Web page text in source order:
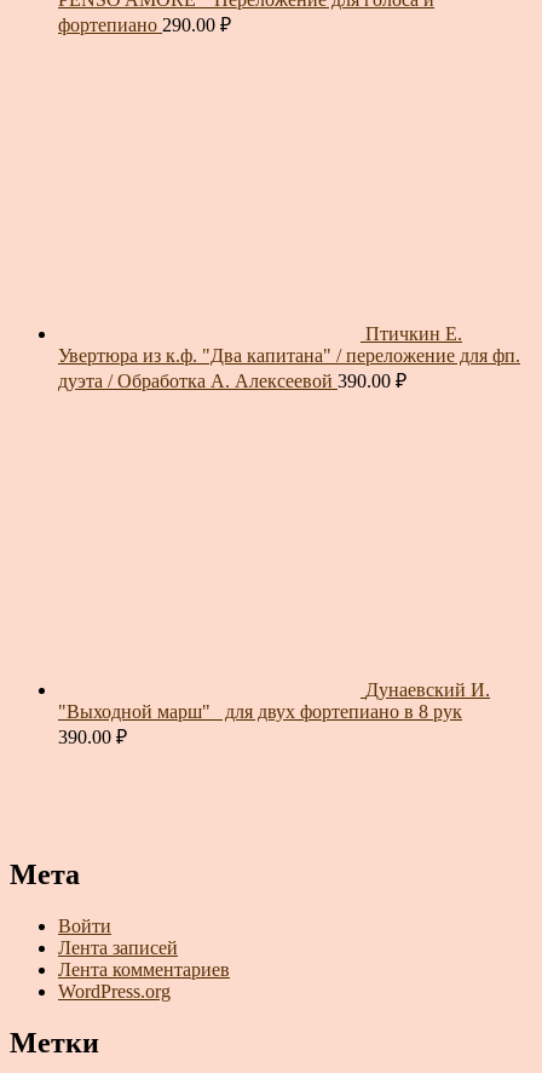
фортепиано 290.00 ₽
Птичкин Е.
Увертюра из к.ф. "Два капитана" / переложение для фп.
дуэта / Обработка А. Алексеевой 390.00 ₽
Дунаевский И.
"Выходной марш"_ для двух фортепиано в 8 рук
390.00 ₽
Мета
Войти
Лента записей
Лента комментариев
WordPress.org
Метки